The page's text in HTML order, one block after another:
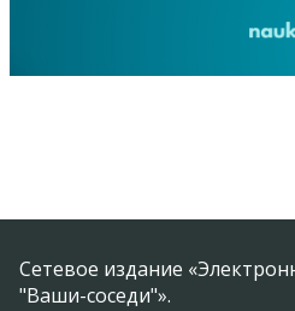
Сетевое издание
"Ваши-соседи"».